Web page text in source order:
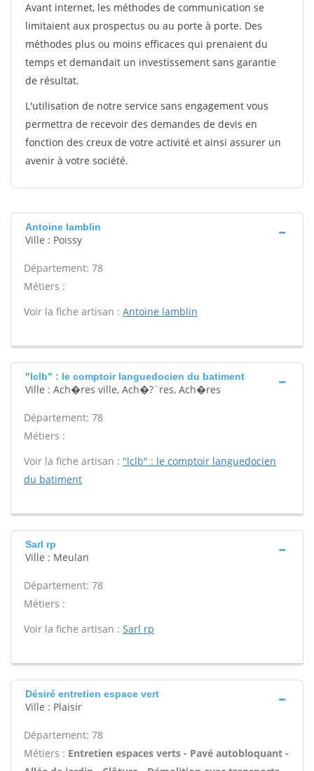
Avant internet, les méthodes de communication se
limitaient aux prospectus ou au porte à porte. Des
méthodes plus ou moins efficaces qui prenaient du
temps et demandait un investissement sans garantie
de résultat.
L'utilisation de notre service sans engagement vous
permettra de recevoir des demandes de devis en
fonction des creux de votre activité et ainsi assurer un
avenir à votre société.
Antoine lamblin
Ville : Poissy
Département: 78
Métiers :
Voir la fiche artisan : Antoine lamblin
"lclb" : le comptoir languedocien du batiment
Ville : Ach�res ville, Ach�?¨res, Ach�res
Département: 78
Métiers :
Voir la fiche artisan : "lclb" : le comptoir languedocien
du batiment
Sarl rp
Ville : Meulan
Département: 78
Métiers :
Voir la fiche artisan : Sarl rp
Désiré entretien espace vert
Ville : Plaisir
Département: 78
Métiers : Entretien espaces verts - Pavé autobloquant -